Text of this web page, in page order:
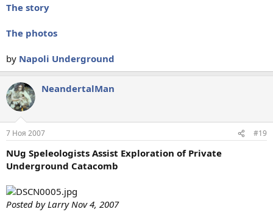
The story
The photos
by Napoli Underground
NeandertalMan
7 Ноя 2007 #19
NUg Speleologists Assist Exploration of Private
Underground Catacomb
Posted by Larry Nov 4, 2007